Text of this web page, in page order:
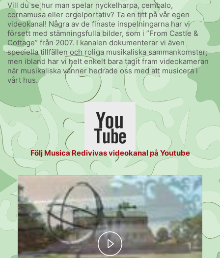
Vill du se hur man spelar nyckelharpa, cembalo,
cornamusa eller orgelportativ? Ta en titt på vår egen
videokanal! Några av de finaste inspelningarna har vi
försett med stämningsfulla bilder, som i ”From Castle &
Cottage” från 2007. I kanalen dokumenterar vi även
speciella tillfällen och roliga musikaliska sammankomster;
men ibland har vi helt enkelt bara tagit fram videokameran
när musikaliska vänner hedrade oss med att musicera i
vårt hus.
Följ Musica Redivivas videokanal på Youtube